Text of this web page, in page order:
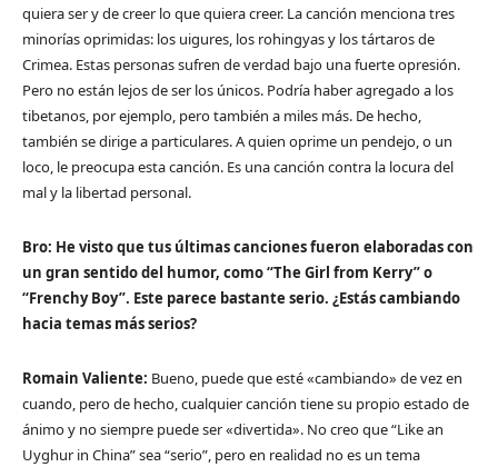
quiera ser y de creer lo que quiera creer. La canción menciona tres
minorías oprimidas: los uigures, los rohingyas y los tártaros de
Crimea. Estas personas sufren de verdad bajo una fuerte opresión.
Pero no están lejos de ser los únicos. Podría haber agregado a los
tibetanos, por ejemplo, pero también a miles más. De hecho,
también se dirige a particulares. A quien oprime un pendejo, o un
loco, le preocupa esta canción. Es una canción contra la locura del
mal y la libertad personal.
Bro: He visto que tus últimas canciones fueron elaboradas con
un gran sentido del humor, como “The Girl from Kerry” o
“Frenchy Boy”. Este parece bastante serio. ¿Estás cambiando
hacia temas más serios?
Romain Valiente: Bueno, puede que esté «cambiando» de vez en
cuando, pero de hecho, cualquier canción tiene su propio estado de
ánimo y no siempre puede ser «divertida». No creo que “Like an
Uyghur in China” sea “serio”, pero en realidad no es un tema